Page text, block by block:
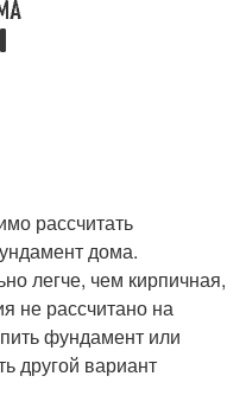
рассчитать
дома.
легче, чем кирпичная,
не рассчитано на
фундамент или
другой вариант